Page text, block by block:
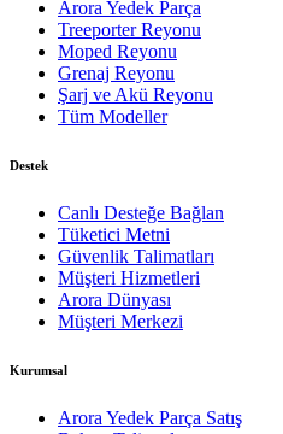
Arora Yedek Parça
Treeporter Reyonu
Moped Reyonu
Grenaj Reyonu
Şarj ve Akü Reyonu
Tüm Modeller
Destek
Canlı Desteğe Bağlan
Tüketici Metni
Güvenlik Talimatları
Müşteri Hizmetleri
Arora Dünyası
Müşteri Merkezi
Kurumsal
Arora Yedek Parça Satış